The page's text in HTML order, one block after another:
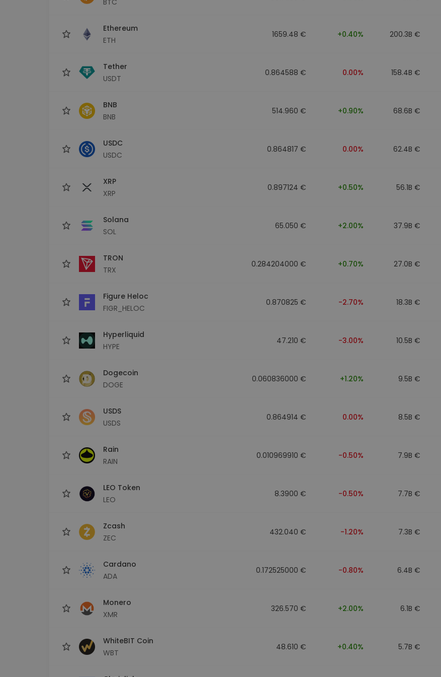
Ethereum
ETH
1659.48 € +0.40% 200.3B €
Tether
USDT
0.864588 € 0.00% 158.4B €
BNB
BNB
514.960 € +0.90% 68.6B €
USDC
USDC
0.864817 € 0.00% 62.4B €
XRP
XRP
0.897124 € +0.50% 56.1B €
Solana
SOL
65.050 € +2.00% 37.9B €
TRON
TRX
0.284204000 € +0.70% 27.0B €
Figure Heloc
FIGR_HELOC
0.870825 € -2.70% 18.3B €
Hyperliquid
HYPE
47.210 € -3.00% 10.5B €
Dogecoin
DOGE
0.060836000 € +1.20% 9.5B €
USDS
USDS
0.864914 € 0.00% 8.5B €
Rain
RAIN
0.010969910 € -0.50% 7.9B €
LEO Token
LEO
8.3900 € -0.50% 7.7B €
Zcash
ZEC
432.040 € -1.20% 7.3B €
Cardano
ADA
0.172525000 € -0.80% 6.4B €
Monero
XMR
326.570 € +2.00% 6.1B €
WhiteBIT Coin
WBT
48.610 € +0.40% 5.7B €